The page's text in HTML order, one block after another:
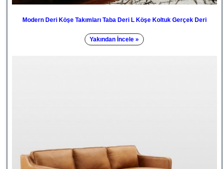
Modern Deri Köşe Takımları Taba Deri L Köşe Koltuk Gerçek Deri
Yakından İncele »